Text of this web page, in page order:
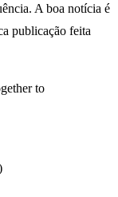
A boa notícia é
publicação feita
to